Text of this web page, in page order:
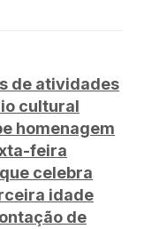
de atividades
cultural
homenagem
feira
celebra
idade
de